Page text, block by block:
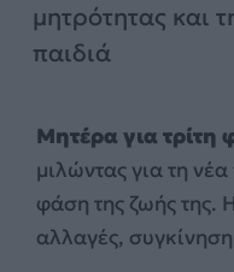
μητρότητας και
παιδιά
Μητέρα για τρίτη
μιλώντας για τη
φάση της ζωής της.
αλλαγές,